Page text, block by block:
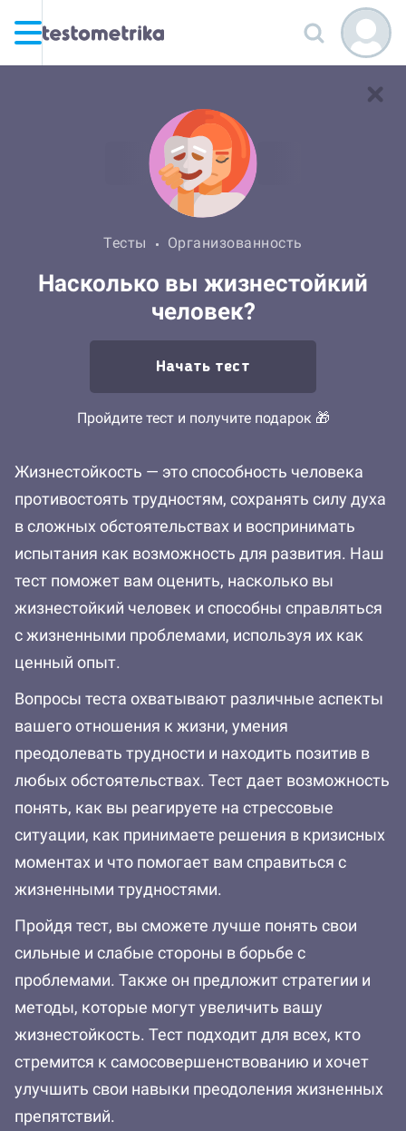
Тесты Организованность
Насколько вы жизнестойкий
человек?
Начать тест
Пройдите тест и получите подарок 🎁
Жизнестойкость — это способность человека
противостоять трудностям, сохранять силу духа
в сложных обстоятельствах и воспринимать
испытания как возможность для развития. Наш
тест поможет вам оценить, насколько вы
жизнестойкий человек и способны справляться
с жизненными проблемами, используя их как
ценный опыт.
Вопросы теста охватывают различные аспекты
вашего отношения к жизни, умения
преодолевать трудности и находить позитив в
любых обстоятельствах. Тест дает возможность
понять, как вы реагируете на стрессовые
ситуации, как принимаете решения в кризисных
моментах и что помогает вам справиться с
жизненными трудностями.
Пройдя тест, вы сможете лучше понять свои
сильные и слабые стороны в борьбе с
проблемами. Также он предложит стратегии и
методы, которые могут увеличить вашу
жизнестойкость. Тест подходит для всех, кто
стремится к самосовершенствованию и хочет
улучшить свои навыки преодоления жизненных
препятствий.